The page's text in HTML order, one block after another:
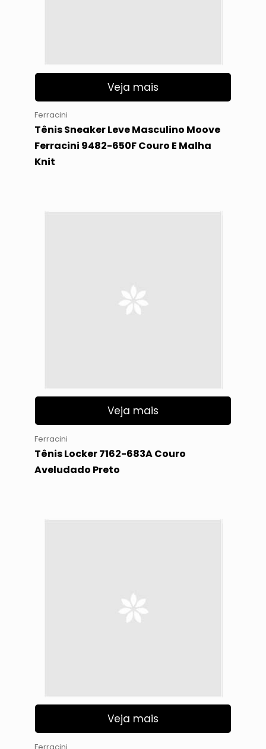
Veja mais
Ferracini
Tênis Sneaker Leve Masculino Moove
Ferracini 9482-650F Couro E Malha
Knit
Veja mais
Ferracini
Tênis Locker 7162-683A Couro
Aveludado Preto
Veja mais
Ferracini